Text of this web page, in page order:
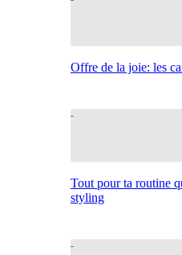
Offre de la joie: les
Tout pour ta routine
styling